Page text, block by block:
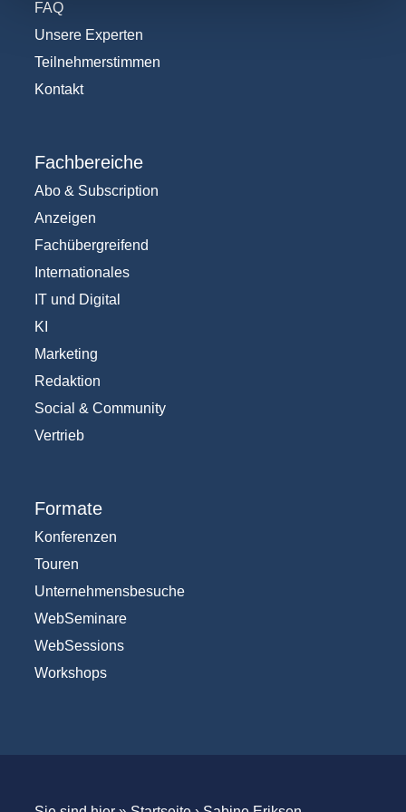
FAQ
Unsere Experten
Teilnehmerstimmen
Kontakt
Fachbereiche
Abo & Subscription
Anzeigen
Fachübergreifend
Internationales
IT und Digital
KI
Marketing
Redaktion
Social & Community
Vertrieb
Formate
Konferenzen
Touren
Unternehmensbesuche
WebSeminare
WebSessions
Workshops